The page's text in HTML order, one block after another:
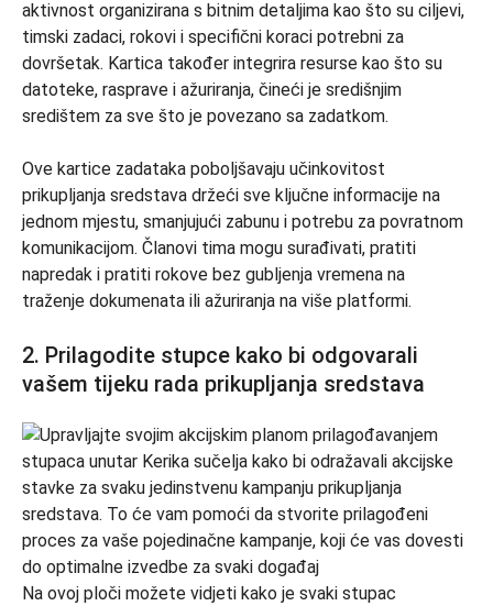
aktivnost organizirana s bitnim detaljima kao što su ciljevi,
timski zadaci, rokovi i specifični koraci potrebni za
dovršetak. Kartica također integrira resurse kao što su
datoteke, rasprave i ažuriranja, čineći je središnjim
središtem za sve što je povezano sa zadatkom.
Ove kartice zadataka poboljšavaju učinkovitost
prikupljanja sredstava držeći sve ključne informacije na
jednom mjestu, smanjujući zabunu i potrebu za povratnom
komunikacijom. Članovi tima mogu surađivati, pratiti
napredak i pratiti rokove bez gubljenja vremena na
traženje dokumenata ili ažuriranja na više platformi.
2. Prilagodite stupce kako bi odgovarali
vašem tijeku rada prikupljanja sredstava
Na ovoj ploči možete vidjeti kako je svaki stupac